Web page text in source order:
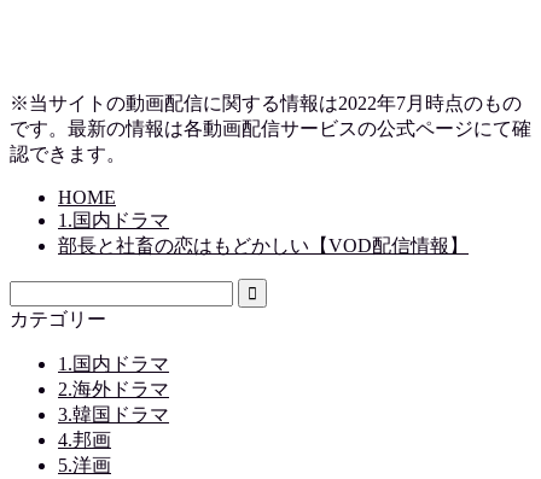
※当サイトの動画配信に関する情報は2022年7月時点のもの
です。最新の情報は各動画配信サービスの公式ページにて確
認できます。
HOME
1.国内ドラマ
部長と社畜の恋はもどかしい【VOD配信情報】
カテゴリー
1.国内ドラマ
2.海外ドラマ
3.韓国ドラマ
4.邦画
5.洋画